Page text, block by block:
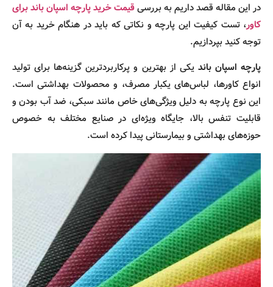
در این مقاله قصد داریم به بررسیقیمت خریدپارچه اسپان باند برای
کاور، تست کیفیت این پارچه و نکاتی که باید در هنگام خرید به آن
توجه کنید بپردازیم.
پارچه اسپان باند یکی از بهترین و پرکاربردترین گزینه‌ها برای تولید
انواع کاورها، لباس‌های یکبار مصرف، و محصولات بهداشتی است.
این نوع پارچه به دلیل ویژگی‌های خاص مانند سبکی، ضد آب بودن و
قابلیت تنفس بالا، جایگاه ویژه‌ای در صنایع مختلف به خصوص
حوزه‌های بهداشتی و بیمارستانی پیدا کرده است.